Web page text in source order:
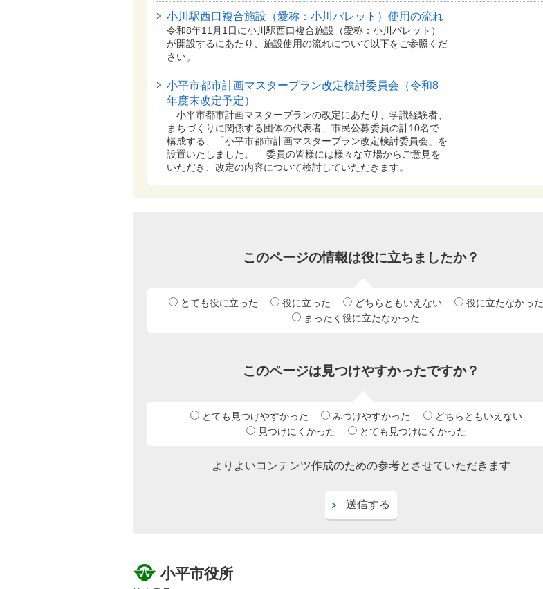
小川駅西口複合施設（愛称：小川パレット）使用の流れ
令和8年11月1日に小川駅西口複合施設（愛称：小川パレット）
が開設するにあたり、施設使用の流れについて以下をご参照くだ
さい。
小平市都市計画マスタープラン改定検討委員会（令和8
年度末改定予定）
小平市都市計画マスタープランの改定にあたり、学識経験者、
まちづくりに関係する団体の代表者、市民公募委員の計10名で
構成する、「小平市都市計画マスタープラン改定検討委員会」を
設置いたしました。 委員の皆様には様々な立場からご意見を
いただき、改定の内容について検討していただきます。
このページの情報は役に立ちましたか？
とても役に立った 役に立った どちらともいえない
役に立たなかった
まったく役に立たなかった
このページは見つけやすかったですか？
とても見つけやすかった みつけやすかった
どちらともいえない
見つけにくかった
とても見つけにくかった
よりよいコンテンツ作成のための参考とさせていただきます
小平市役所